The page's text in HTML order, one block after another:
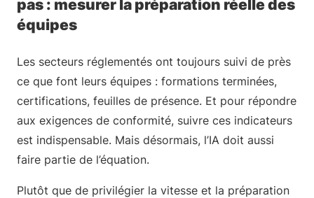
pas : mesurer la préparation réelle des
équipes
Les secteurs réglementés ont toujours suivi de près
ce que font leurs équipes : formations terminées,
certifications, feuilles de présence. Et pour répondre
aux exigences de conformité, suivre ces indicateurs
est indispensable. Mais désormais, l’IA doit aussi
faire partie de l’équation.
Plutôt que de privilégier la vitesse et la préparation